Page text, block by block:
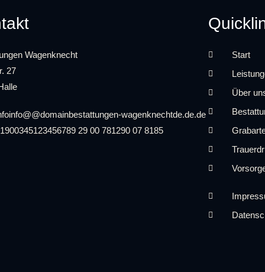
Wagenknecht
27
info@@domainbestattungen-wagenknechtde.de.de
0345123456789 29 00 781290 07 8185
Start
Über